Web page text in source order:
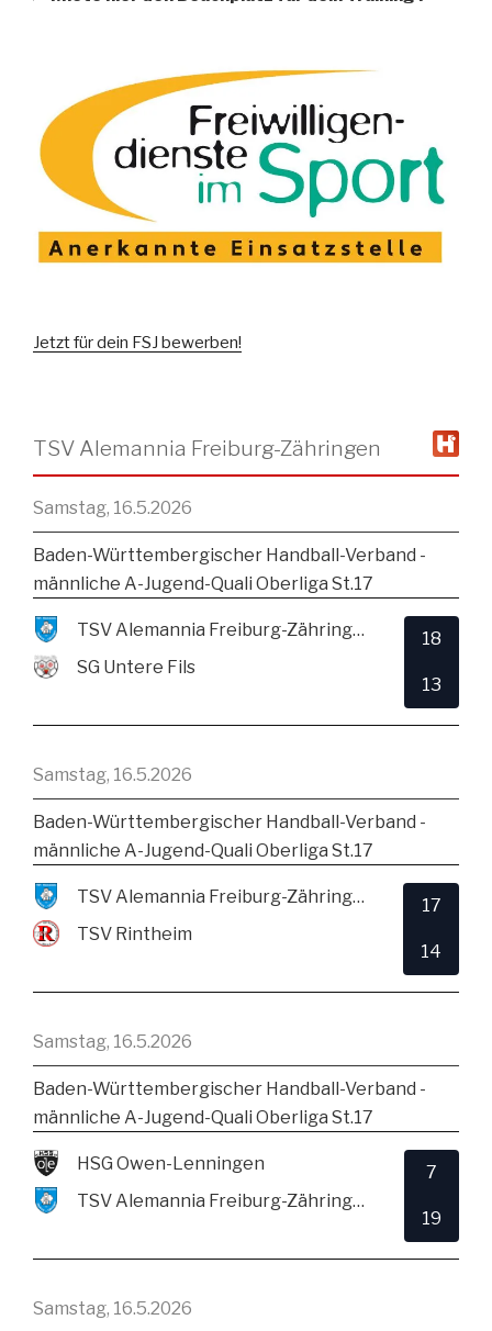
Jetzt für dein FSJ bewerben!
TSV Alemannia Freiburg-Zähringen
Samstag, 16.5.2026
Baden-Württembergischer Handball-Verband -
männliche A-Jugend-Quali Oberliga St.17
TSV Alemannia Freiburg-Zähringen
SG Untere Fils
18
13
Samstag, 16.5.2026
Baden-Württembergischer Handball-Verband -
männliche A-Jugend-Quali Oberliga St.17
TSV Alemannia Freiburg-Zähringen
TSV Rintheim
17
14
Samstag, 16.5.2026
Baden-Württembergischer Handball-Verband -
männliche A-Jugend-Quali Oberliga St.17
HSG Owen-Lenningen
TSV Alemannia Freiburg-Zähringen
7
19
Samstag, 16.5.2026